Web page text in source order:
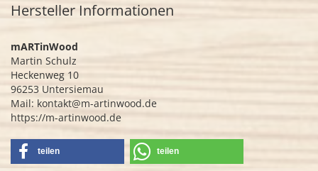
Hersteller Informationen
mARTinWood
Martin Schulz
Heckenweg 10
96253 Untersiemau
Mail: kontakt@m-artinwood.de
https://m-artinwood.de
teilen teilen